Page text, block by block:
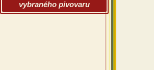
vybraného pivovaru